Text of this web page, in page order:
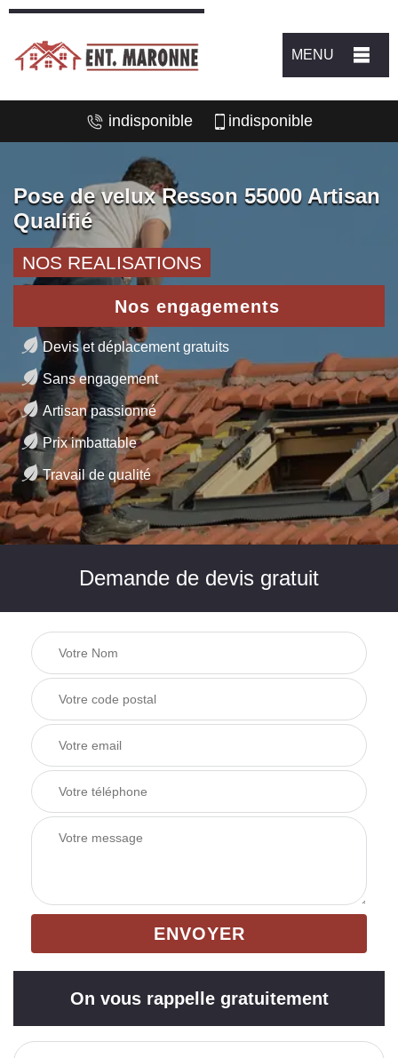
MENU
indisponible indisponible
Pose de velux Resson 55000 Artisan
Qualifié
NOS REALISATIONS
Nos engagements
Devis et déplacement gratuits
Sans engagement
Artisan passionné
Prix imbattable
Travail de qualité
Demande de devis gratuit
On vous rappelle gratuitement